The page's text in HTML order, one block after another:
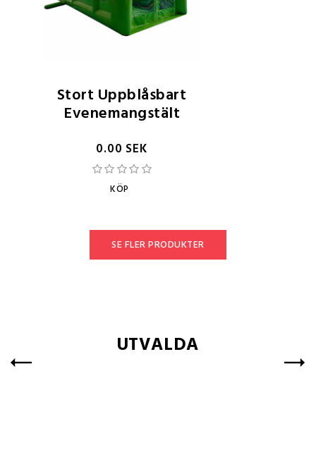
Stort Uppblåsbart
Evenemangstält
0.00 SEK
KÖP
SE FLER PRODUKTER
UTVALDA